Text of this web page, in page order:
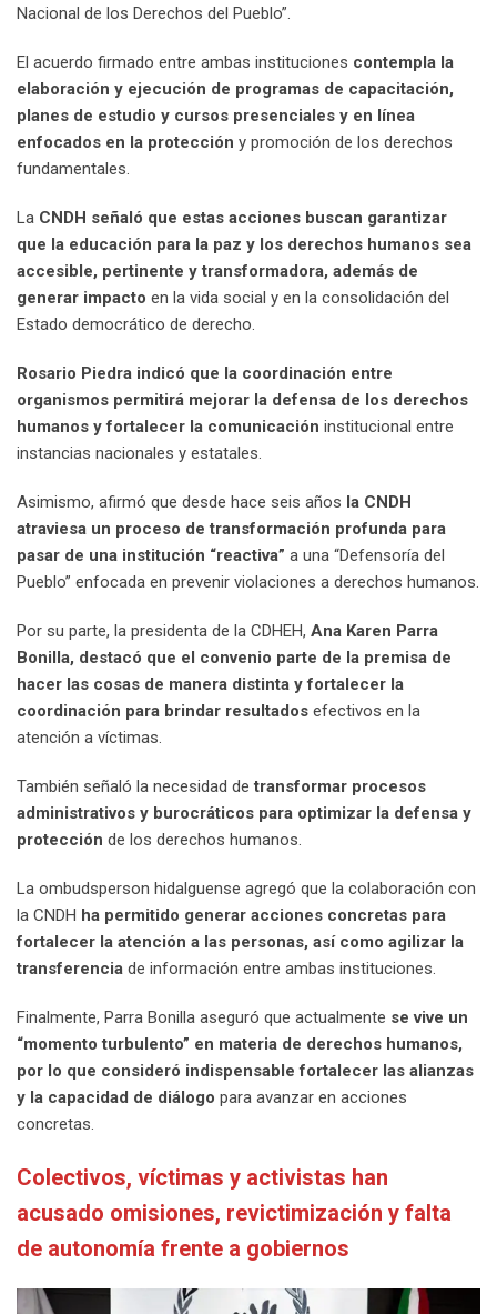
Nacional de los Derechos del Pueblo”.
El acuerdo firmado entre ambas instituciones contempla la
elaboración y ejecución de programas de capacitación,
planes de estudio y cursos presenciales y en línea
enfocados en la protección y promoción de los derechos
fundamentales.
La CNDH señaló que estas acciones buscan garantizar
que la educación para la paz y los derechos humanos sea
accesible, pertinente y transformadora, además de
generar impacto en la vida social y en la consolidación del
Estado democrático de derecho.
Rosario Piedra indicó que la coordinación entre
organismos permitirá mejorar la defensa de los derechos
humanos y fortalecer la comunicación institucional entre
instancias nacionales y estatales.
Asimismo, afirmó que desde hace seis años la CNDH
atraviesa un proceso de transformación profunda para
pasar de una institución “reactiva” a una “Defensoría del
Pueblo” enfocada en prevenir violaciones a derechos humanos.
Por su parte, la presidenta de la CDHEH, Ana Karen Parra
Bonilla, destacó que el convenio parte de la premisa de
hacer las cosas de manera distinta y fortalecer la
coordinación para brindar resultados efectivos en la
atención a víctimas.
También señaló la necesidad detransformar procesos
administrativos y burocráticos para optimizar la defensa y
protección de los derechos humanos.
La ombudsperson hidalguense agregó que la colaboración con
la CNDH ha permitido generar acciones concretas para
fortalecer la atención a las personas, así como agilizar la
transferencia de información entre ambas instituciones.
Finalmente, Parra Bonilla aseguró que actualmente se vive un
“momento turbulento” en materia de derechos humanos,
por lo que consideró indispensable fortalecer las alianzas
y la capacidad de diálogo para avanzar en acciones
concretas.
Colectivos, víctimas y activistas han
acusado omisiones, revictimización y falta
de autonomía frente a gobiernos